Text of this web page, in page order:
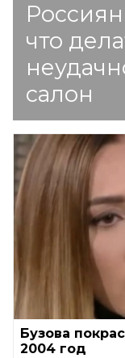
что
салон
Бузова
2004 год